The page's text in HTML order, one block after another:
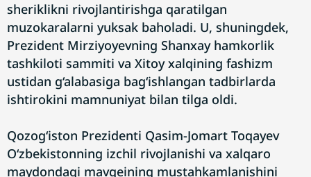
sheriklikni rivojlantirishga qaratilgan
muzokaralarni yuksak baholadi. U, shuningdek,
Prezident Mirziyoyevning Shanxay hamkorlik
tashkiloti sammiti va Xitoy xalqining fashizm
ustidan g‘alabasiga bag‘ishlangan tadbirlarda
ishtirokini mamnuniyat bilan tilga oldi.
Qozog‘iston Prezidenti Qasim-Jomart Toqayev
O‘zbekistonning izchil rivojlanishi va xalqaro
maydondagi mavqeining mustahkamlanishini